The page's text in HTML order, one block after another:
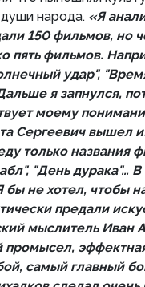
народа. «Я
150 фильмов, но
пять фильмов.
удар",
я запнулся,
моему
Сергеевич вышел
только названия
"День дурака"…
бы не хотел, чтобы
предали
мыслитель Иван
промысел,
самый главный